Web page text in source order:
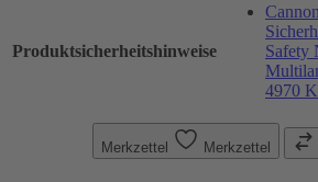
Produktsicherheitshinweise
Safety
4970
Merkzettel Merkzettel